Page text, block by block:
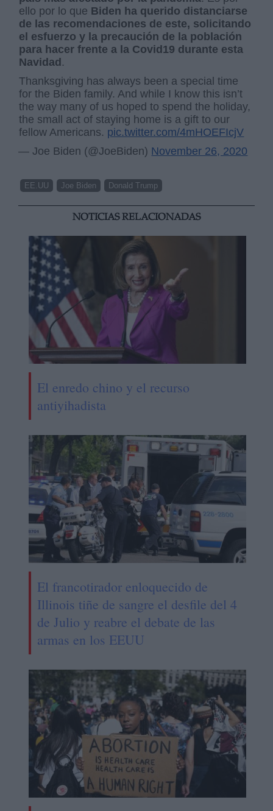
ello por lo que Biden ha querido distanciarse
de las recomendaciones de este, solicitando
el esfuerzo y la precaución de la población
para hacer frente a la Covid19 durante esta
Navidad.
Thanksgiving has always been a special time
for the Biden family. And while I know this isn’t
the way many of us hoped to spend the holiday,
the small act of staying home is a gift to our
fellow Americans. pic.twitter.com/4mHOEFIcjV
— Joe Biden (@JoeBiden) November 26, 2020
EE.UU Joe Biden Donald Trump
NOTICIAS RELACIONADAS
El enredo chino y el recurso
antiyihadista
El francotirador enloquecido de
Illinois tiñe de sangre el desfile del 4
de Julio y reabre el debate de las
armas en los EEUU